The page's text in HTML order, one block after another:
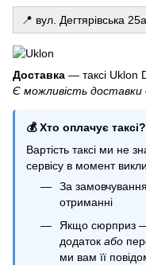
Кульки баблс
Все для свята купити
Кульки у формі серця
Фольговані кульки
Ковпак на день
Кульки для дівчинки
Кульки з бантиками
Свічки купити київ
📍 вул. Дегтярівська 25а
Доставка — таксі Uklon
Є можливість доставки
💰 Хто оплачує таксі?
Вартість таксі ми не
сервісу в момент
За
отриманні
Якщо сюрприз —
додаток або
ми вам її